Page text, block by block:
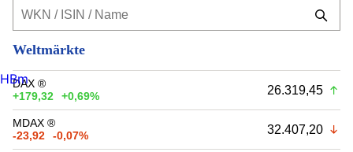
Weltmärkte
DAX ®
+179,32
+0,69% 26.319,45
MDAX ®
-23,92
-0,07% 32.407,20
HBm